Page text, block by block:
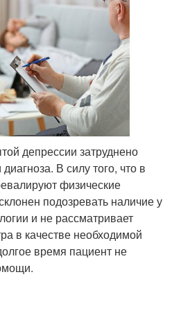
депрессии затруднено
В силу того, что в
физические
подозревать наличие у
и не рассматривает
в качестве необходимой
время пациент не